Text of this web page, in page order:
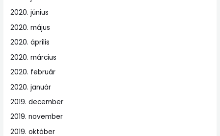
2020. június
2020. május
2020. április
2020. március
2020. február
2020. január
2019. december
2019. november
2019. október